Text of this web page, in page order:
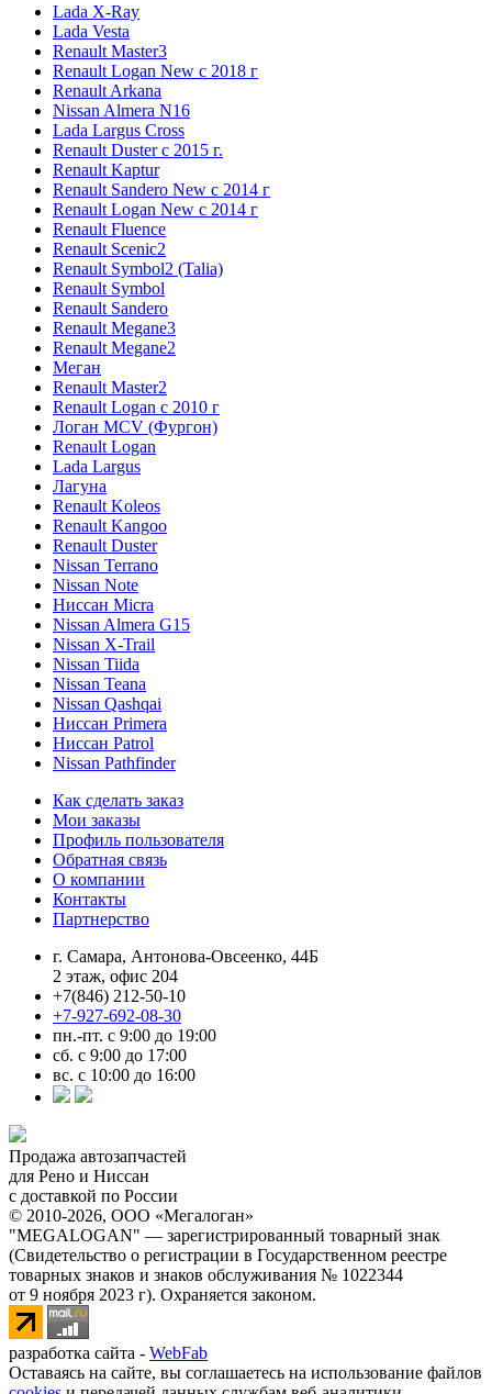
Lada X-Ray
Lada Vesta
Renault Master3
Renault Logan New с 2018 г
Renault Arkana
Nissan Almera N16
Lada Largus Cross
Renault Duster с 2015 г.
Renault Kaptur
Renault Sandero New с 2014 г
Renault Logan New с 2014 г
Renault Fluence
Renault Scenic2
Renault Symbol2 (Talia)
Renault Symbol
Renault Sandero
Renault Megane3
Renault Megane2
Меган
Renault Master2
Renault Logan c 2010 г
Логан МСV (Фургон)
Renault Logan
Lada Largus
Лагуна
Renault Koleos
Renault Kangoo
Renault Duster
Nissan Terrano
Nissan Note
Ниссан Micra
Nissan Almera G15
Nissan X-Trail
Nissan Tiida
Nissan Teana
Nissan Qashqai
Ниссан Primera
Ниссан Patrol
Nissan Pathfinder
Как сделать заказ
Мои заказы
Профиль пользователя
Обратная связь
О компании
Контакты
Партнерство
г. Самара, Антонова-Овсеенко, 44Б
2 этаж, офис 204
+7(846) 212-50-10
+7-927-692-08-30
пн.-пт. с 9:00 до 19:00
сб. с 9:00 до 17:00
вс. с 10:00 до 16:00
Продажа автозапчастей
для Рено и Ниссан
с доставкой по России
© 2010-2026, ООО «Мегалоган»
"MEGALOGAN" — зарегистрированный товарный знак
(Свидетельство о регистрации в Государственном реестре
товарных знаков и знаков обслуживания № 1022344
от 9 ноября 2023 г). Охраняется законом.
разработка сайта - WebFab
Оставаясь на сайте, вы соглашаетесь на использование файлов